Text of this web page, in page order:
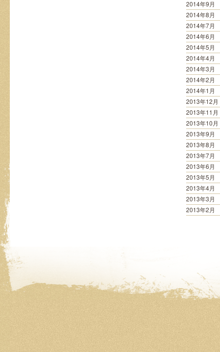
2014年9月
2014年8月
2014年7月
2014年6月
2014年5月
2014年4月
2014年3月
2014年2月
2014年1月
2013年12月
2013年11月
2013年10月
2013年9月
2013年8月
2013年7月
2013年6月
2013年5月
2013年4月
2013年3月
2013年2月